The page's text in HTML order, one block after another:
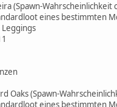
(Spawn-
eines bestimmten
Oaks (Spawn-
eines bestimmten